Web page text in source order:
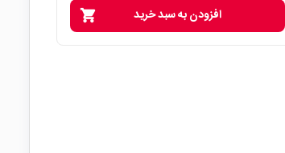
shopping_cart افزودن به سبد خرید